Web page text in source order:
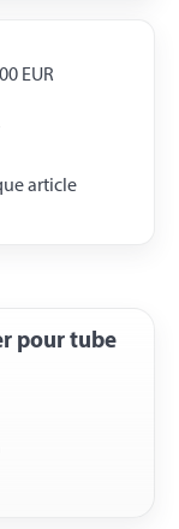
EUR
article
pour tube